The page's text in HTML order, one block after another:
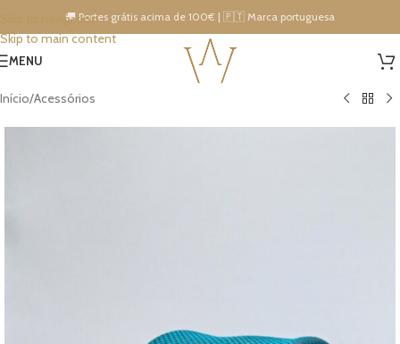
Skip to navigation
Skip to main content
🚚 Portes grátis acima de 100€ | 🇵🇹 Marca portuguesa
MENU
Início/Acessórios
15% DESCONTO IMEDIATO NA PRÓXIMA COMPRA!